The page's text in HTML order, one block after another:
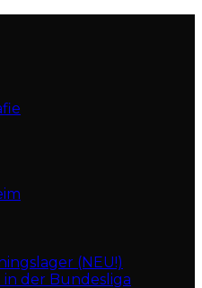
(NEU!)
der Bundesliga